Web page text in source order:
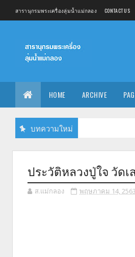
สารานุกรมพระเครื่องลุ่มน้ำแม่กลอง CONTACT US
HOME ARCHIVE
บทความใหม่
ประวัติหลวงปู่ใจ วัด
ส.แม่กลอง พฤษภาคม 14, 2563